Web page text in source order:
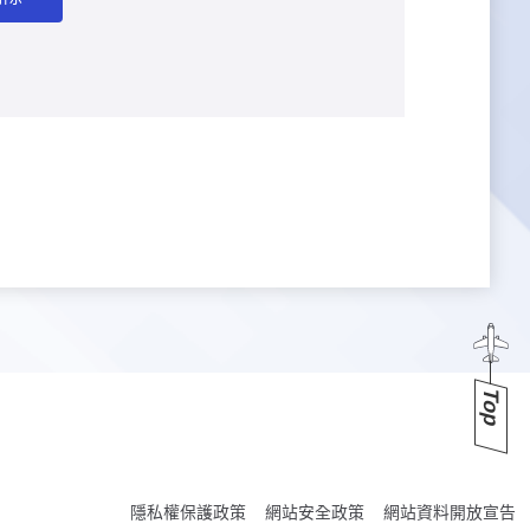
隱私權保護政策 網站安全政策 網站資料開放宣告
Top